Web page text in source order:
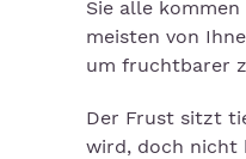
Sie alle
meisten von
um fruchtbarer
Der Frust sitzt
wird, doch nicht